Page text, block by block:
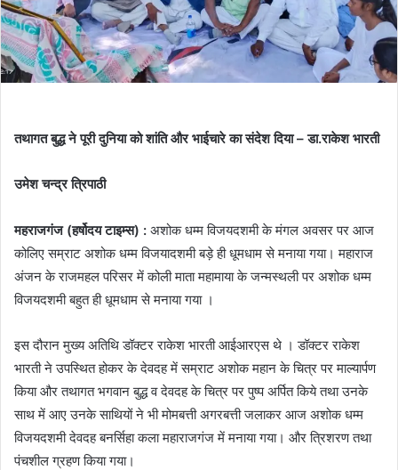
तथागत बुद्ध ने पूरी दुनिया को शांति और भाईचारे का संदेश दिया – डा.राकेश भारती
उमेश चन्द्र त्रिपाठी
महराजगंज (हर्षोदय टाइम्स) : अशोक धम्म विजयदशमी के मंगल अवसर पर आज
कोलिए सम्राट अशोक धम्म विजयादशमी बड़े ही धूमधाम से मनाया गया। महाराज
अंजन के राजमहल परिसर में कोली माता महामाया के जन्मस्थली पर अशोक धम्म
विजयदशमी बहुत ही धूमधाम से मनाया गया ।
इस दौरान मुख्य अतिथि डॉक्टर राकेश भारती आईआरएस थे । डॉक्टर राकेश
भारती ने उपस्थित होकर के देवदह में सम्राट अशोक महान के चित्र पर माल्यार्पण
किया और तथागत भगवान बुद्ध व देवदह के चित्र पर पुष्प अर्पित किये तथा उनके
साथ में आए उनके साथियों ने भी मोमबत्ती अगरबत्ती जलाकर आज अशोक धम्म
विजयदशमी देवदह बनर्सिहा कला महाराजगंज में मनाया गया। और त्रिशरण तथा
पंचशील ग्रहण किया गया।